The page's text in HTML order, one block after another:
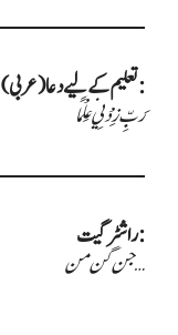
تعلیم کے لیے دعا (عربی):
رَبِّ زِدْنِي عِلْمًا
راشٹر گیت:
جن گن من…